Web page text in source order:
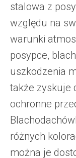
stalowa z
względu na
warunki
posypce,
uszkodzenia
także zyskuje
ochronne
różnych
można je